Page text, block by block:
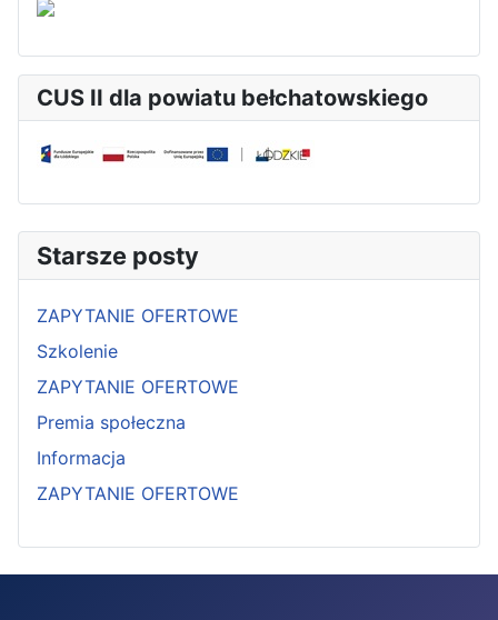
CUS II dla powiatu bełchatowskiego
Starsze posty
ZAPYTANIE OFERTOWE
Szkolenie
ZAPYTANIE OFERTOWE
Premia społeczna
Informacja
ZAPYTANIE OFERTOWE